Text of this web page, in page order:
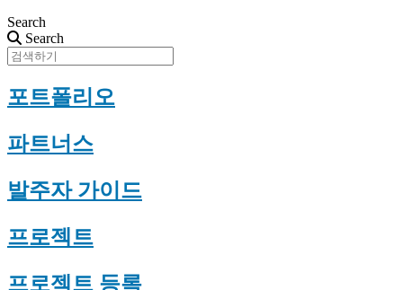
Search
Search
포트폴리오
파트너스
발주자 가이드
프로젝트
프로젝트 등록